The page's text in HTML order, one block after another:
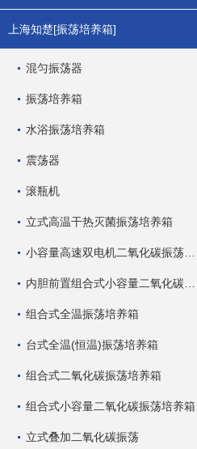
上海知楚[振荡培养箱]
混匀振荡器
振荡培养箱
水浴振荡培养箱
震荡器
滚瓶机
立式高温干热灭菌振荡培养箱
组合式全温振荡培养箱
台式全温(恒温)振荡培养箱
组合式二氧化碳振荡培养箱
组合式小容量二氧化碳振荡培养箱
立式叠加二氧化碳振荡